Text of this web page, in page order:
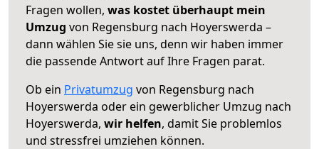
Fragen wollen, was kostet überhaupt mein
Umzug von Regensburg nach Hoyerswerda –
dann wählen Sie sie uns, denn wir haben immer
die passende Antwort auf Ihre Fragen parat.
Ob ein Privatumzug von Regensburg nach
Hoyerswerda oder ein gewerblicher Umzug nach
Hoyerswerda, wir helfen, damit Sie problemlos
und stressfrei umziehen können.